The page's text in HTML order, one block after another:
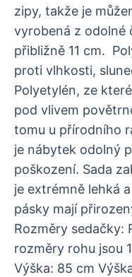
zipy, takže je
vyrobená z odolné
přibližně 11 cm.
proti vlhkosti,
Polyetylén, ze
pod vlivem
tomu u přírodního
je nábytek odolný
poškození. Sada
je extrémně lehká
pásky mají
Rozměry sedačky:
rozměry rohu jsou
Výška: 85 cm